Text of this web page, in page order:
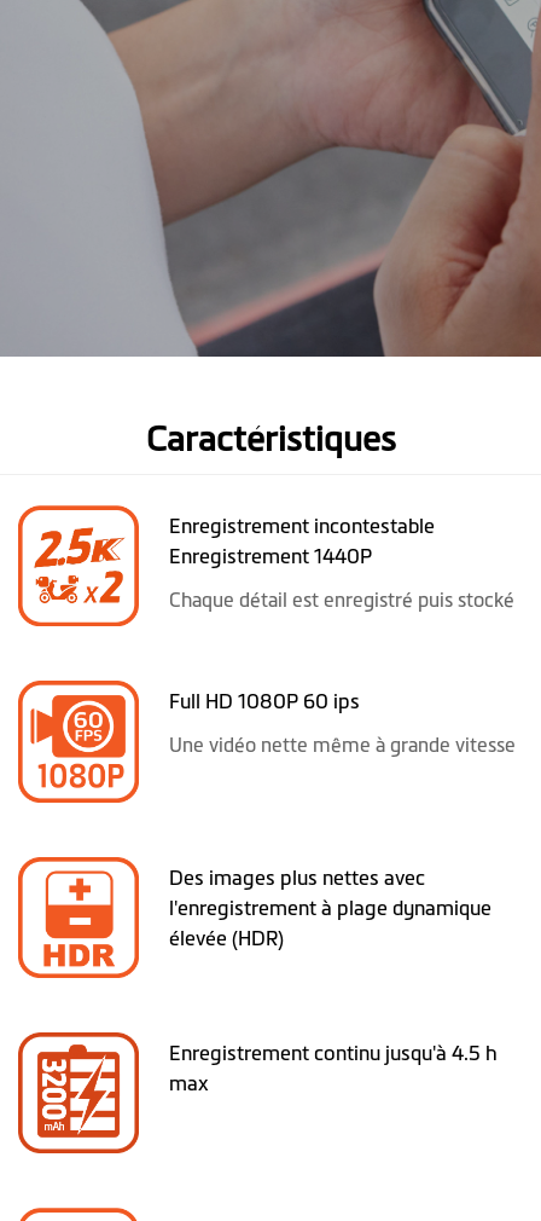
Caractéristiques
Enregistrement incontestable
Enregistrement 1440P
Chaque détail est enregistré puis stocké
Full HD 1080P 60 ips
Une vidéo nette même à grande vitesse
Des images plus nettes avec
l'enregistrement à plage dynamique
élevée (HDR)
Enregistrement continu jusqu'à 4.5 h
max